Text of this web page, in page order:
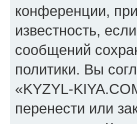
конференции,
известность,
сообщений
политики. Вы
«KYZYL-
перенести или